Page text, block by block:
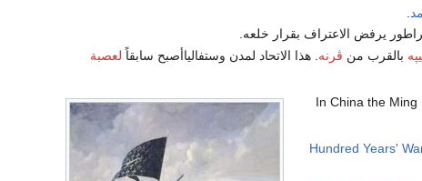
يرفض الاعتراف بقرار خلعه.
بالقرب من ڤرنه . هذا الاتحاد لمدن وستفالياأصبح سابقاً لعصبة
- In China the
Hundred Years'